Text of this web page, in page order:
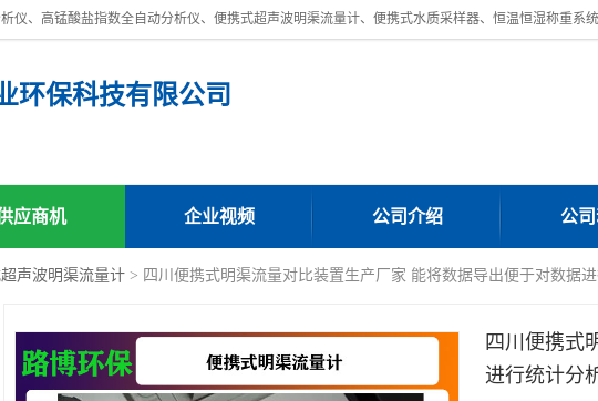
环保科技有限公司
应商机 企业视频 公司介绍 公
声波明渠流量计 > 四川便携式明渠流量对比装置生产厂家 能将数据导出便于对数据
四川便携式
进行统计分